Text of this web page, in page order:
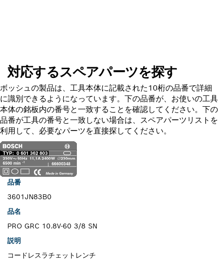
対応するスペアパーツを探す
ボッシュの製品は、工具本体に記載された10桁の品番で詳細
に識別できるようになっています。下の品番が、お使いの工具
本体の銘板内の番号と一致することを確認してください。下の
品番が工具の番号と一致しない場合は、スペアパーツリストを
利用して、必要なパーツを直接探してください。
品番
3601JN83B0
品名
PRO GRC 10.8V-60 3/8 SN
説明
コードレスラチェットレンチ